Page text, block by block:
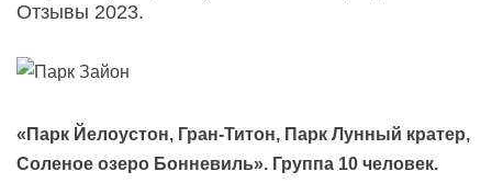
Отзывы 2023.
«Парк Йелоустон, Гран-Титон, Парк Лунный кратер,
Соленое озеро Бонневиль». Группа 10 человек.